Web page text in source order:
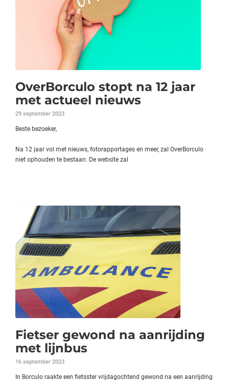
OverBorculo stopt na 12 jaar
met actueel nieuws
29 september 2023
Beste bezoeker,
Na 12 jaar vol met nieuws, fotorapportages en meer, zal OverBorculo
niet ophouden te bestaan. De website zal
Fietser gewond na aanrijding
met lijnbus
16 september 2023
In Borculo raakte een fietsster vrijdagochtend gewond na een aanrijding